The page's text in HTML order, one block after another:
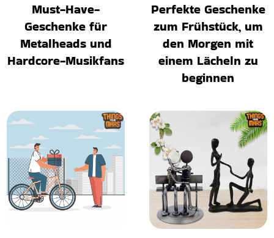
Must-Have-
Geschenke für
Metalheads und
Hardcore-Musikfans
Perfekte Geschenke
zum Frühstück, um
den Morgen mit
einem Lächeln zu
beginnen